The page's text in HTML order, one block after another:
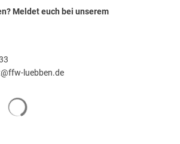
Meldet euch bei unserem
luebben.de